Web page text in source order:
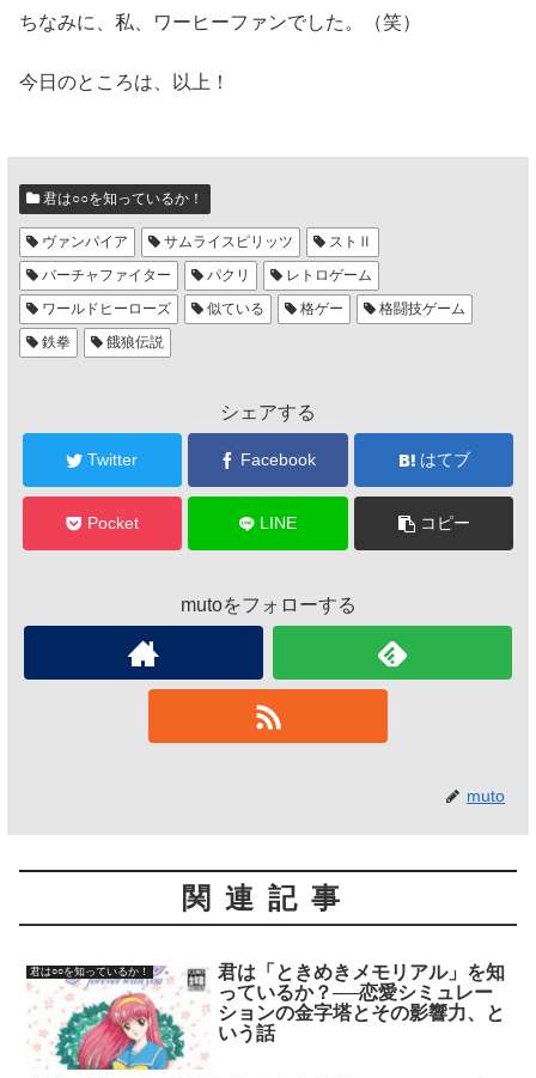
ちなみに、私、ワーヒーファンでした。（笑）
今日のところは、以上！
君は○○を知っているか！
ヴァンパイア サムライスピリッツ
ストⅡ
バーチャファイター
パクリ
レトロゲーム
ワールドヒーローズ
似ている 格ゲー
格闘技ゲーム
鉄拳
餓狼伝説
シェアする
Twitter Facebook はてブ
Pocket LINE コピー
mutoをフォローする
muto
関連記事
君は○○を知っているか！
君は「ときめきメモリアル」を知
っているか？──恋愛シミュレー
ションの金字塔とその影響力、と
いう話